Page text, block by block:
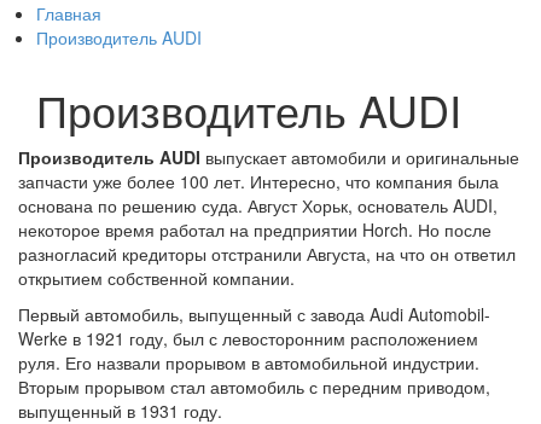
Главная
Производитель AUDI
Производитель AUDI
Производитель AUDI выпускает автомобили и оригинальные
запчасти уже более 100 лет. Интересно, что компания была
основана по решению суда. Август Хорьк, основатель AUDI,
некоторое время работал на предприятии Horch. Но после
разногласий кредиторы отстранили Августа, на что он ответил
открытием собственной компании.
Первый автомобиль, выпущенный с завода Audi Automobil-
Werke в 1921 году, был с левосторонним расположением
руля. Его назвали прорывом в автомобильной индустрии.
Вторым прорывом стал автомобиль с передним приводом,
выпущенный в 1931 году.